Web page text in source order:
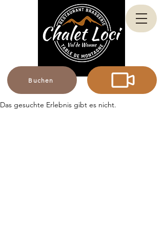
Buchen
Das gesuchte Erlebnis gibt es nicht.